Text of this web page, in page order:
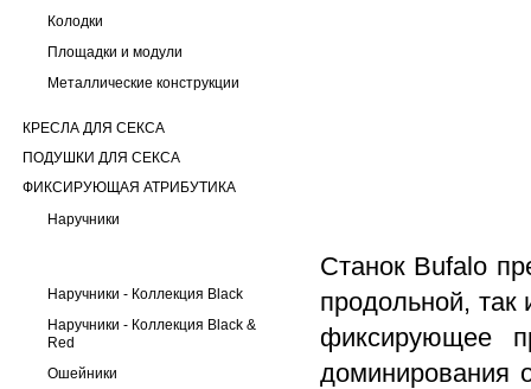
Колодки
Площадки и модули
Металлические конструкции
КРЕСЛА ДЛЯ СЕКСА
ПОДУШКИ ДЛЯ СЕКСА
ФИКСИРУЮЩАЯ АТРИБУТИКА
Наручники
Наручники - Коллекция Black
Наручники - Коллекция Black &
Red
Ошейники
Станок Bufalo
продольной, так
фиксирующее
доминирования